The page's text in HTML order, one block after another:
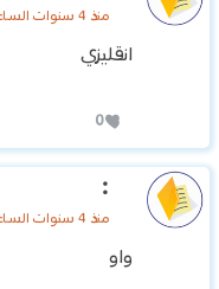
منذ 4 سنوات الساعة 21:08
انقليزي
0
:
منذ 4 سنوات الساعة 13:39
واو